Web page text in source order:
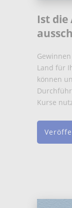
Ist die
Land für
können
Kurse